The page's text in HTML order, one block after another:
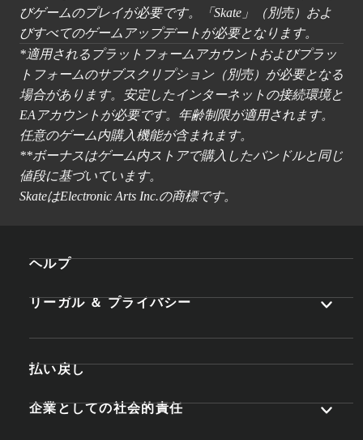
びゲームのプレイが必要です。「Skate」（別売）およ
びすべてのゲームアップデートが必要となります。
*適用されるプラットフォームアカウントおよびプラッ
トフォームのサブスクリプション（別売）が必要となる
場合があります。安定したインターネットの接続環境と
EAアカウントが必要です。年齢制限が適用されます。
任意のゲーム内購入機能が含まれます。
**ボーナスはゲーム内ストアで購入したバンドルと同じ
値段に基づいています。
SkateはElectronic Arts Inc.の商標です。
ヘルプ
リーガル ＆ プライバシー
払い戻し
企業としての社会的責任